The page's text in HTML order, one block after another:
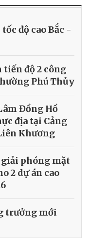
độ cao Bắc -
độ 2 công
Phú Thủy
Đồng Hồ
địa tại Cảng
Khương
phóng mặt
2 dự án cao
trưởng mới